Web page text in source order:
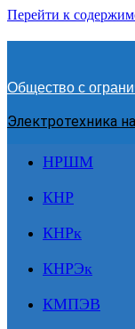
Перейти к
Общество с
Электротехника
НРШМ
КНР
КНРк
КНРЭк
КМПЭВ